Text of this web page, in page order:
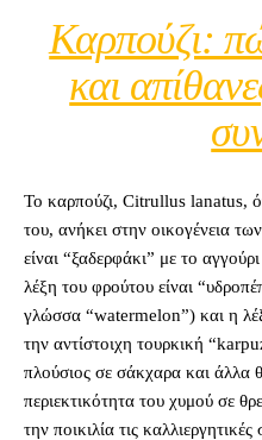
Καρπούζι:
και
Το καρπούζι, Citrullus lanatus,
του, ανήκει στην οικογένεια
είναι “ξαδερφάκι” με το
λέξη του φρούτου είναι
γλώσσα “watermelon”) και η
την αντίστοιχη τουρκική
πλούσιος σε σάκχαρα και άλλα
περιεκτικότητα του χυμού σε
την ποικιλία τις